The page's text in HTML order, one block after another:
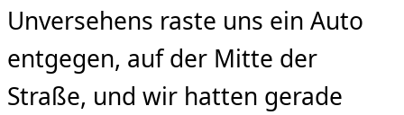
Unversehens raste uns ein Auto
entgegen, auf der Mitte der
Straße, und wir hatten gerade